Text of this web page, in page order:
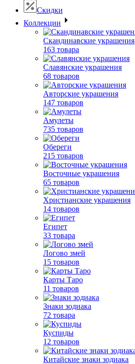
Скидки
Коллекции
Скандинавские украшения
163 товара
Славянские украшения
68 товаров
Авторские украшения
147 товаров
Амулеты
735 товаров
Обереги
215 товаров
Восточные украшения
65 товаров
Христианские украшения
14 товаров
Египет
33 товара
Логово змей
15 товаров
Карты Таро
11 товаров
Знаки зодиака
72 товара
Куспиды
12 товаров
Китайские знаки зодиака